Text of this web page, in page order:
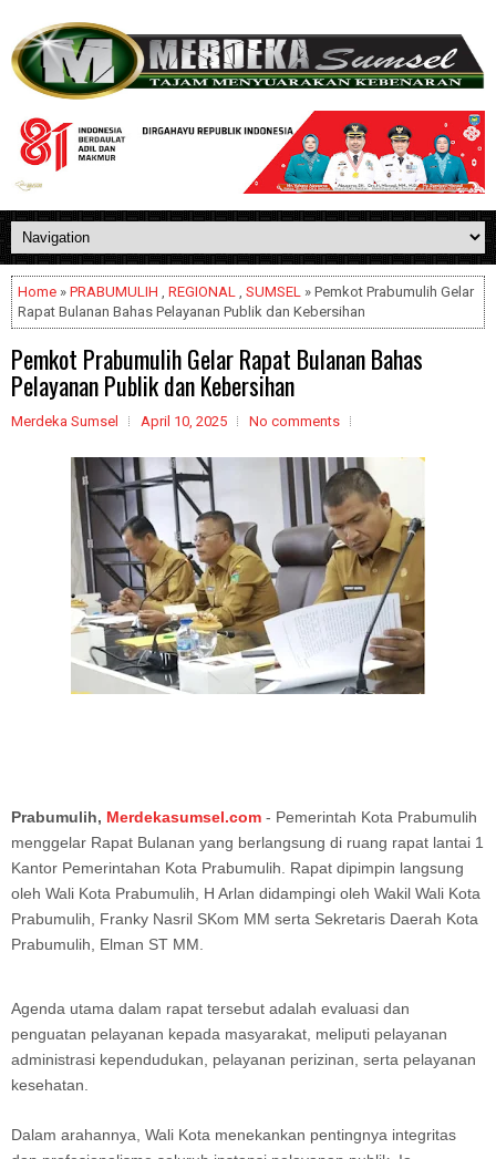
Home » PRABUMULIH , REGIONAL , SUMSEL » Pemkot Prabumulih Gelar
Rapat Bulanan Bahas Pelayanan Publik dan Kebersihan
Pemkot Prabumulih Gelar Rapat Bulanan Bahas
Pelayanan Publik dan Kebersihan
Merdeka Sumsel April 10, 2025 No comments
Prabumulih, Merdekasumsel.com - Pemerintah Kota Prabumulih
menggelar Rapat Bulanan yang berlangsung di ruang rapat lantai 1
Kantor Pemerintahan Kota Prabumulih. Rapat dipimpin langsung
oleh Wali Kota Prabumulih, H Arlan didampingi oleh Wakil Wali Kota
Prabumulih, Franky Nasril SKom MM serta Sekretaris Daerah Kota
Prabumulih, Elman ST MM.
Agenda utama dalam rapat tersebut adalah evaluasi dan
penguatan pelayanan kepada masyarakat, meliputi pelayanan
administrasi kependudukan, pelayanan perizinan, serta pelayanan
kesehatan.
Dalam arahannya, Wali Kota menekankan pentingnya integritas